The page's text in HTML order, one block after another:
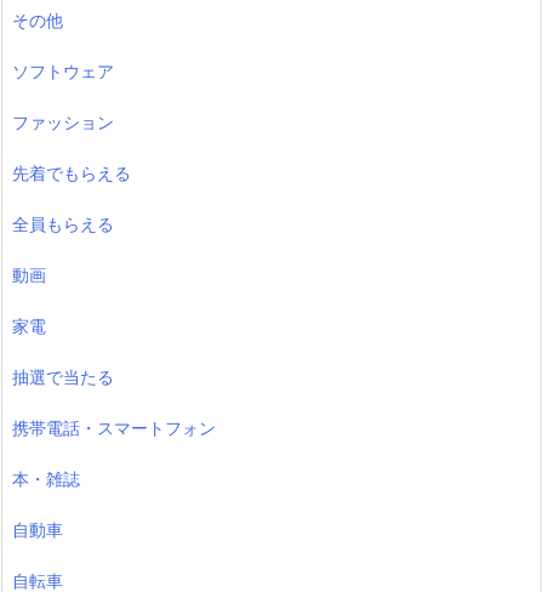
その他
ソフトウェア
ファッション
先着でもらえる
全員もらえる
動画
家電
抽選で当たる
携帯電話・スマートフォン
本・雑誌
自動車
自転車